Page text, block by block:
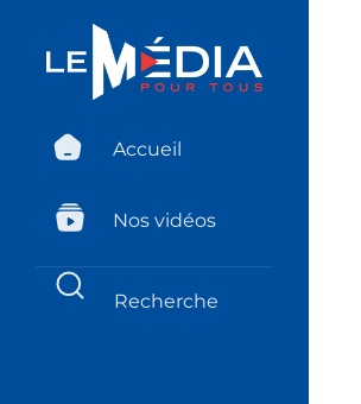
Accueil
Nos vidéos